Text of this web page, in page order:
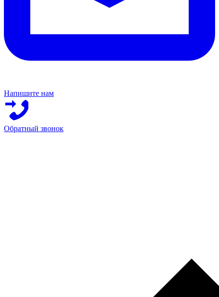
Напишите нам
Обратный звонок